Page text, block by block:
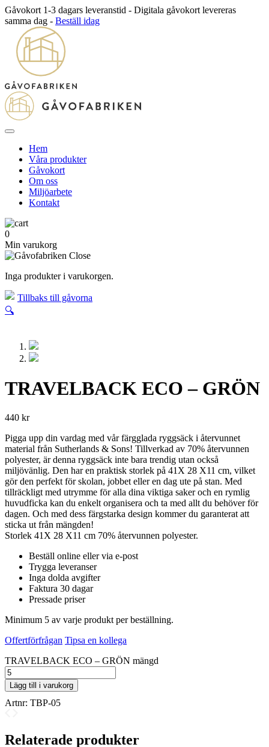
Gåvokort 1-3 dagars leveranstid - Digitala gåvokort levereras
samma dag - Beställ idag
Hem
Våra produkter
Gåvokort
Om oss
Miljöarbete
Kontakt
0
Min varukorg
Inga produkter i varukorgen.
Tillbaks till gåvorna
🔍
TRAVELBACK ECO – GRÖN
440 kr
Pigga upp din vardag med vår färgglada ryggsäck i återvunnet
material från Sutherlands & Sons! Tillverkad av 70% återvunnen
polyester, är denna ryggsäck inte bara trendig utan också
miljövänlig. Den har en praktisk storlek på 41X 28 X11 cm, vilket
gör den perfekt för skolan, jobbet eller en dag ute på stan. Med
tillräckligt med utrymme för alla dina viktiga saker och en rymlig
huvudficka kan du enkelt organisera och ta med allt du behöver för
dagen. Och med dess färgstarka design kommer du garanterat att
sticka ut från mängden!
Storlek 41X 28 X11 cm 70% återvunnen polyester.
Beställ online eller via e-post
Trygga leveranser
Inga dolda avgifter
Faktura 30 dagar
Pressade priser
Minimum 5 av varje produkt per beställning.
Offertförfrågan Tipsa en kollega
TRAVELBACK ECO – GRÖN mängd
Lägg till i varukorg
Artnr: TBP-05
Relaterade produkter